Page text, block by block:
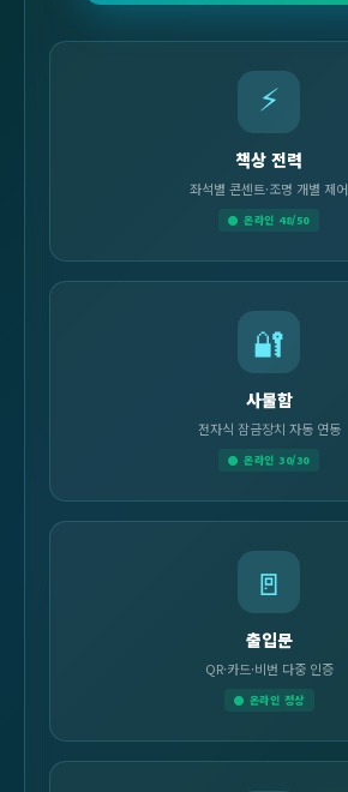
⚡
책상 전력
좌석별 콘센트·조명 개별 제어
● 온라인 48/50
🔐
사물함
전자식 잠금장치 자동 연동
● 온라인 30/30
🚪
출입문
QR·카드·비번 다중 인증
● 온라인 정상